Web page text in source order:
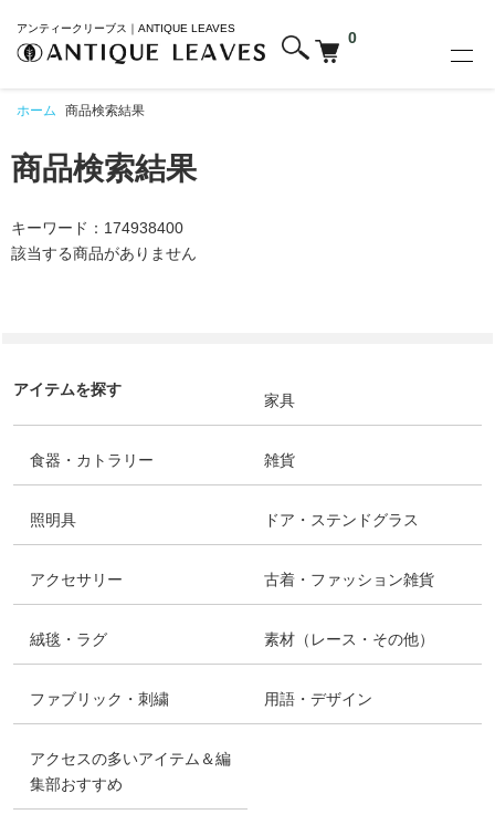
アンティークリーブス｜ANTIQUE LEAVES
0
ホーム 商品検索結果
商品検索結果
キーワード：174938400
該当する商品がありません
アイテムを探す
家具
食器・カトラリー 雑貨
照明具 ドア・ステンドグラス
アクセサリー 古着・ファッション雑貨
絨毯・ラグ 素材（レース・その他）
ファブリック・刺繍 用語・デザイン
アクセスの多いアイテム＆編
集部おすすめ